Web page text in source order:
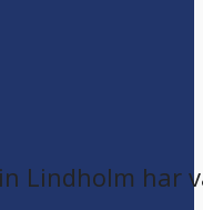
Lindholm har